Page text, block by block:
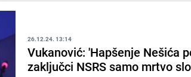
26.12.24. 13:14
Vukanović: 'Hapšenje Nešića
zaključci NSRS samo mrtvo